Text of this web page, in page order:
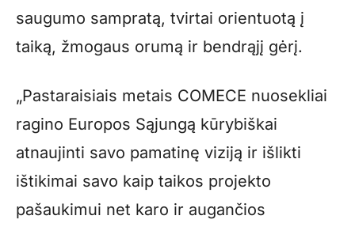
saugumo sampratą, tvirtai orientuotą į
taiką, žmogaus orumą ir bendrąjį gėrį.
„Pastaraisiais metais COMECE nuosekliai
ragino Europos Sąjungą kūrybiškai
atnaujinti savo pamatinę viziją ir išlikti
ištikimai savo kaip taikos projekto
pašaukimui net karo ir augančios